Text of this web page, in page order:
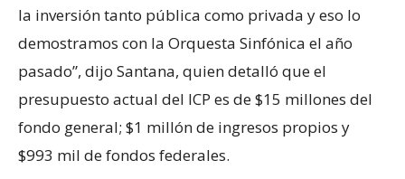
la inversión tanto pública como privada y eso lo
demostramos con la Orquesta Sinfónica el año
pasado”, dijo Santana, quien detalló que el
presupuesto actual del ICP es de $15 millones del
fondo general; $1 millón de ingresos propios y
$993 mil de fondos federales.